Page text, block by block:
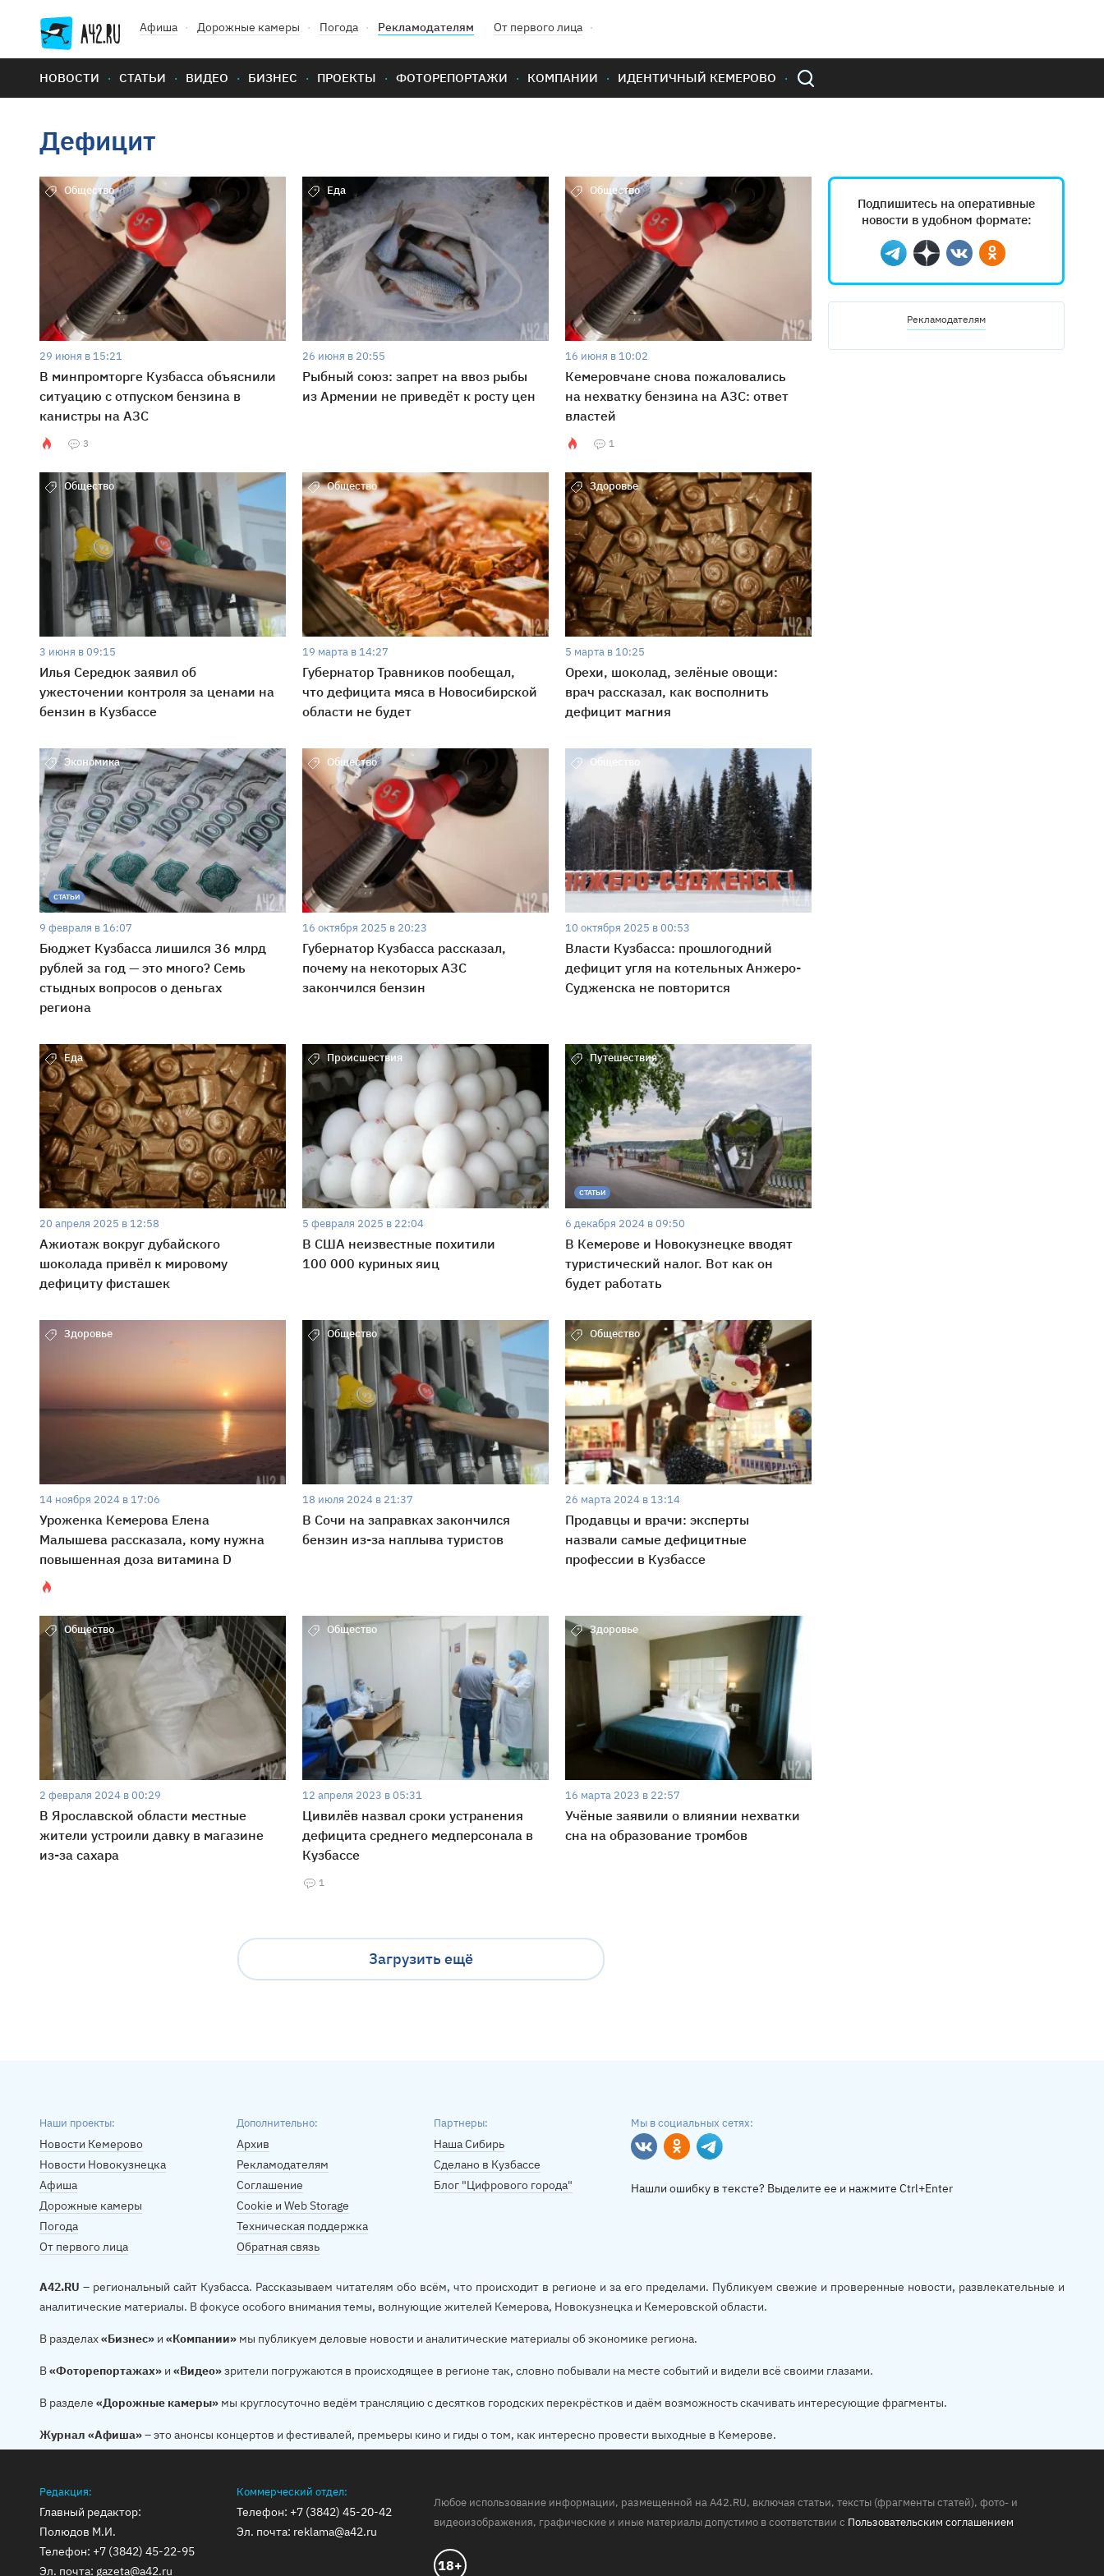
Афиша Дорожные камеры Погода Рекламодателям От первого лица
НОВОСТИ СТАТЬИ ВИДЕО БИЗНЕС ПРОЕКТЫ ФОТОРЕПОРТАЖИ КОМПАНИИ ИДЕНТИЧНЫЙ КЕМЕРОВО
Дефицит
Общество
29 июня в 15:21
В минпромторге Кузбасса объяснили
ситуацию с отпуском бензина в
канистры на АЗС
3
Еда
26 июня в 20:55
Рыбный союз: запрет на ввоз рыбы
из Армении не приведёт к росту цен
Общество
16 июня в 10:02
Кемеровчане снова пожаловались
на нехватку бензина на АЗС: ответ
властей
1
Общество
3 июня в 09:15
Илья Середюк заявил об
ужесточении контроля за ценами на
бензин в Кузбассе
Общество
19 марта в 14:27
Губернатор Травников пообещал,
что дефицита мяса в Новосибирской
области не будет
Здоровье
5 марта в 10:25
Орехи, шоколад, зелёные овощи:
врач рассказал, как восполнить
дефицит магния
Экономика
СТАТЬИ
9 февраля в 16:07
Бюджет Кузбасса лишился 36 млрд
рублей за год — это много? Семь
стыдных вопросов о деньгах
региона
Общество
16 октября 2025 в 20:23
Губернатор Кузбасса рассказал,
почему на некоторых АЗС
закончился бензин
Общество
10 октября 2025 в 00:53
Власти Кузбасса: прошлогодний
дефицит угля на котельных Анжеро-
Судженска не повторится
Еда
20 апреля 2025 в 12:58
Ажиотаж вокруг дубайского
шоколада привёл к мировому
дефициту фисташек
Происшествия
5 февраля 2025 в 22:04
В США неизвестные похитили
100 000 куриных яиц
Путешествия
СТАТЬИ
6 декабря 2024 в 09:50
В Кемерове и Новокузнецке вводят
туристический налог. Вот как он
будет работать
Здоровье
14 ноября 2024 в 17:06
Уроженка Кемерова Елена
Малышева рассказала, кому нужна
повышенная доза витамина D
Общество
18 июля 2024 в 21:37
В Сочи на заправках закончился
бензин из-за наплыва туристов
Общество
26 марта 2024 в 13:14
Продавцы и врачи: эксперты
назвали самые дефицитные
профессии в Кузбассе
Общество
2 февраля 2024 в 00:29
В Ярославской области местные
жители устроили давку в магазине
из-за сахара
Общество
12 апреля 2023 в 05:31
Цивилёв назвал сроки устранения
дефицита среднего медперсонала в
Кузбассе
1
Здоровье
16 марта 2023 в 22:57
Учёные заявили о влиянии нехватки
сна на образование тромбов
Загрузить ещё
Подпишитесь на оперативные
новости в удобном формате:
Telegram
ДзенВконтактеОдноклассники
Рекламодателям
Наши проекты:
Новости Кемерово
Новости Новокузнецка
Афиша
Дорожные камеры
Погода
От первого лица
Дополнительно:
Архив
Рекламодателям
Соглашение
Cookie и Web Storage
Техническая поддержка
Обратная связь
Партнеры:
Наша Сибирь
Сделано в Кузбассе
Блог "Цифрового города"
Мы в социальных сетях:
ВконтактеОдноклассники
Telegram
Нашли ошибку в тексте? Выделите ее и нажмите Ctrl+Enter
A42.RU – региональный сайт Кузбасса. Рассказываем читателям обо всём, что происходит в регионе и за его пределами. Публикуем свежие и проверенные новости, развлекательные и
аналитические материалы. В фокусе особого внимания темы, волнующие жителей Кемерова, Новокузнецка и Кемеровской области.
В разделах«Бизнес» и «Компании» мы публикуем деловые новости и аналитические материалы об экономике региона.
В«Фоторепортажах» и «Видео»зрители погружаются в происходящее в регионе так, словно побывали на месте событий и видели всё своими глазами.
В разделе «Дорожные камеры» мы круглосуточно ведём трансляцию с десятков городских перекрёстков и даём возможность скачивать интересующие фрагменты.
Журнал «Афиша»– это анонсы концертов и фестивалей, премьеры кино и гиды о том, как интересно провести выходные в Кемерове.
Редакция:
Главный редактор:
Полюдов М.И.
Телефон: +7 (3842) 45-22-95
Эл. почта: gazeta@a42.ru
Коммерческий отдел:
Телефон: +7 (3842) 45-20-42
Эл. почта: reklama@a42.ru
Любое использование информации, размещенной на A42.RU, включая статьи, тексты (фрагменты статей), фото- и
видеоизображения, графические и иные материалы допустимо в соответствии с Пользовательским соглашением
18+